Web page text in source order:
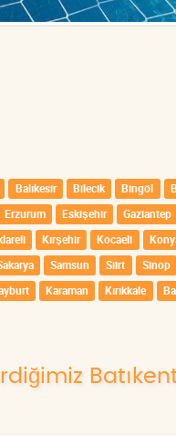
Balıkesir Bilecik Bingöl
Erzurum Eskişehir Gaziantep
Kırşehir Kocaeli
Samsun Siirt Sinop
Karaman Kırıkkale